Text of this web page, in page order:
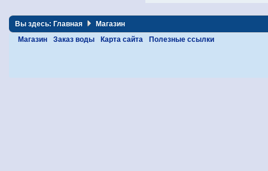
Вы здесь: Главная
Магазин
Магазин
Заказ воды Карта сайта Полезные ссылки